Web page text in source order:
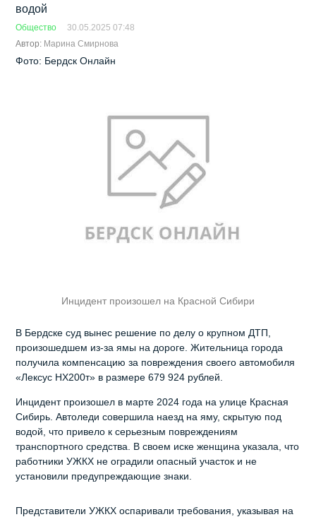
водой
Общество
30.05.2025 07:48
Автор: Марина Смирнова
Фото: Бердск Онлайн
Инцидент произошел на Красной Сибири
В Бердске суд вынес решение по делу о крупном ДТП,
произошедшем из-за ямы на дороге. Жительница города
получила компенсацию за повреждения своего автомобиля
«Лексус НX200т» в размере 679 924 рублей.
Инцидент произошел в марте 2024 года на улице Красная
Сибирь. Автоледи совершила наезд на яму, скрытую под
водой, что привело к серьезным повреждениям
транспортного средства. В своем иске женщина указала, что
работники УЖКХ не оградили опасный участок и не
установили предупреждающие знаки.
Представители УЖКХ оспаривали требования, указывая на